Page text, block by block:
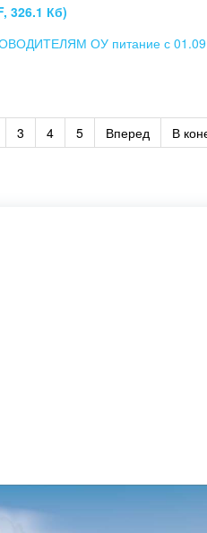
326.1 Кб)
ОУ питание с
3 4 5 Вперед В